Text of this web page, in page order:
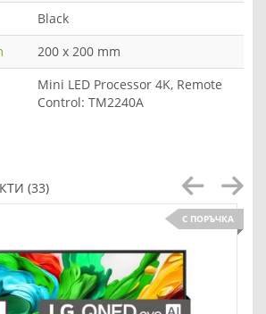
Black
200 x 200 mm
Mini LED Processor 4K, Remote
Control: TM2240A
(33)
С ПОРЪЧКА